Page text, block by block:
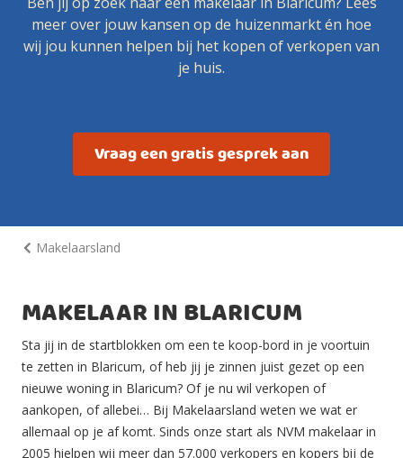
meer over jouw kansen op de huizenmarkt én hoe
wij jou kunnen helpen bij het kopen of verkopen van
je huis.
Vraag een gratis gesprek aan
Makelaarsland
MAKELAAR IN BLARICUM
Sta jij in de startblokken om een te koop-bord in je voortuin
te zetten in Blaricum, of heb jij je zinnen juist gezet op een
nieuwe woning in Blaricum? Of je nu wil verkopen of
aankopen, of allebei… Bij Makelaarsland weten we wat er
allemaal op je af komt. Sinds onze start als NVM makelaar in
2005 hielpen wij meer dan 57.000 verkopers en kopers bij de